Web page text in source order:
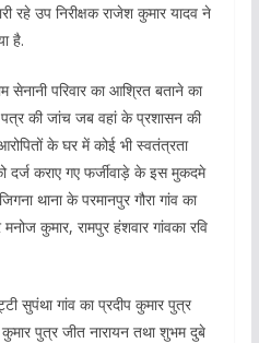
रहे उप निरीक्षक राजेश कुमार यादव ने
है.
परिवार का आश्रित बताने का
की जांच जब वहां के प्रशासन की
के घर में कोई भी स्वतंत्रता
दर्ज कराए गए फर्जीवाड़े के इस मुकदमे
थाना के परमानपुर गौरा गांव का
कुमार, रामपुर हंशवार गांवका रवि
सुपंथा गांव का प्रदीप कुमार पुत्र
पुत्र जीत नारायन तथा शुभम दुबे